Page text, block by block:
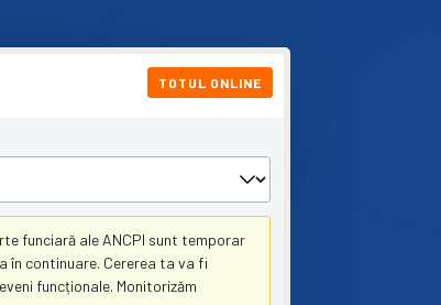
TOTUL ONLINE
funciară ale ANCPI sunt temporar
în continuare. Cererea ta va fi
funcționale. Monitorizăm